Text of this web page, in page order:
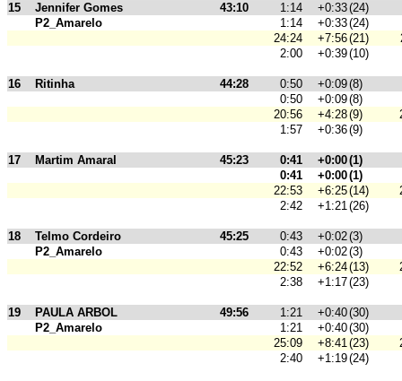
15 Jennifer Gomes 43:10 1:14 +0:33(24)
P2_Amarelo
1:14 +0:33(24)
24:24
+7:56(21)
2:00
+0:39(10)
16 Ritinha 44:28 0:50 +0:09(8)
0:50
+0:09(8)
20:56
+4:28(9)
1:57
+0:36(9)
17 Martim Amaral 45:23 0:41 +0:00(1)
0:41
+0:00(1)
22:53
+6:25(14)
2:42
+1:21(26)
18 Telmo Cordeiro 45:25 0:43 +0:02(3)
P2_Amarelo
0:43 +0:02(3)
22:52
+6:24(13)
2:38
+1:17(23)
19 PAULA ARBOL 49:56 1:21 +0:40(30)
P2_Amarelo
1:21 +0:40(30)
25:09
+8:41(23)
2:40
+1:19(24)